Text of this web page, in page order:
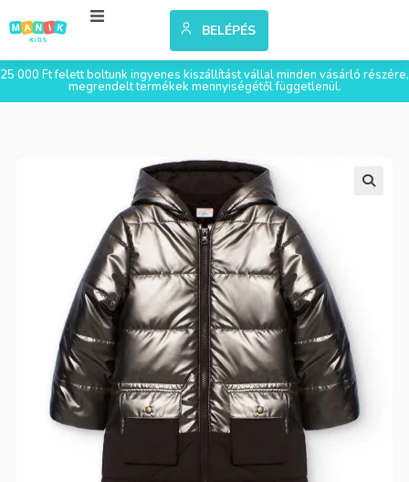
BELÉPÉS
25 000 Ft felett boltunk ingyenes kiszállítást vállal minden vásárló részére,
megrendelt termékek mennyiségétől függetlenül.